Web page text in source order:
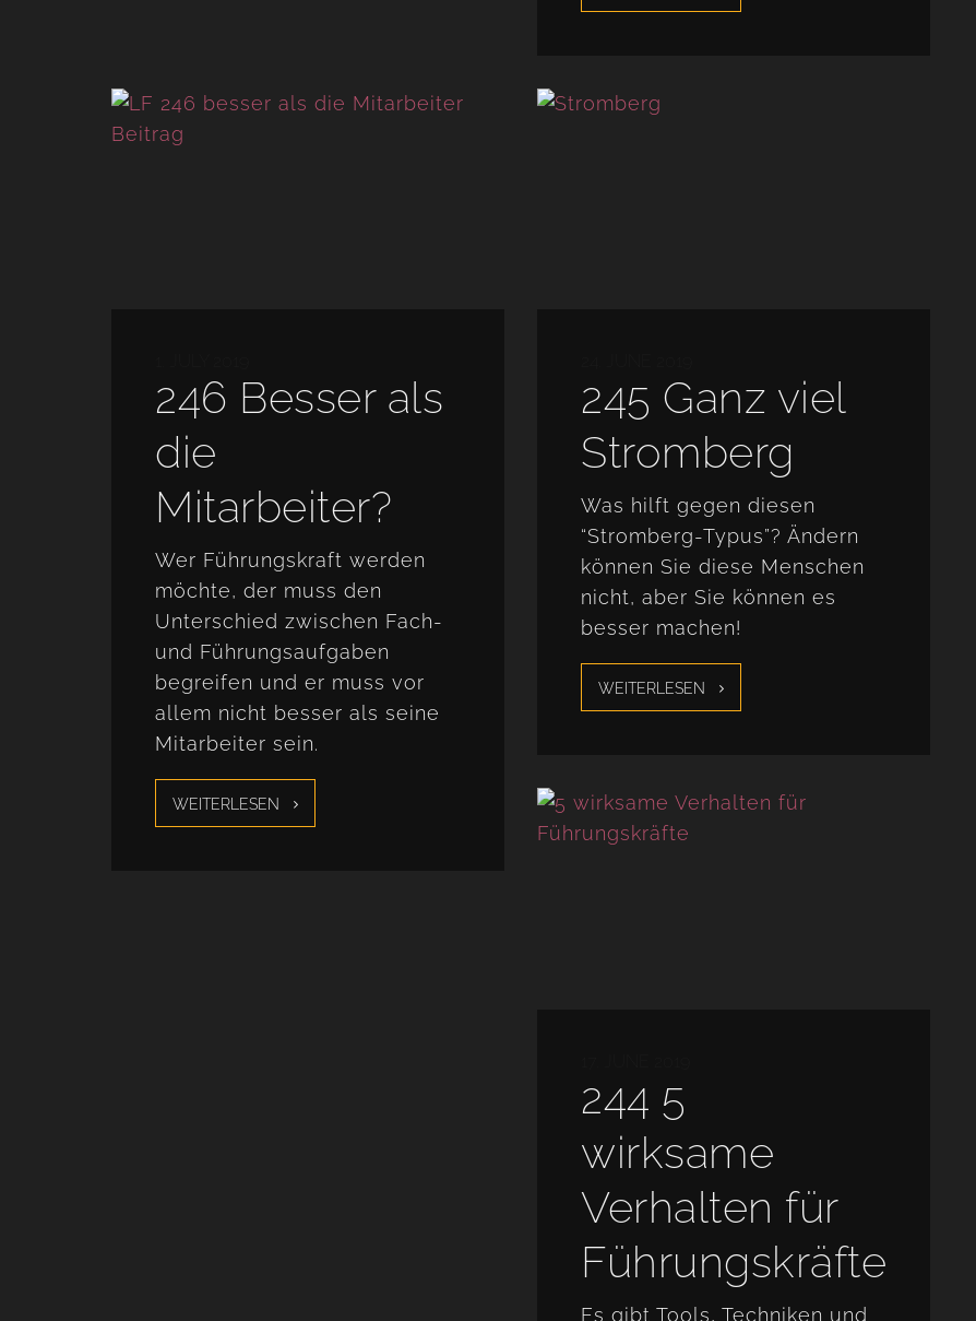
246 Besser als
die
Mitarbeiter?
Wer Führungskraft werden
möchte, der muss den
Unterschied zwischen Fach-
und Führungsaufgaben
begreifen und er muss vor
allem nicht besser als seine
Mitarbeiter sein.
WEITERLESEN
245 Ganz viel
Stromberg
Was hilft gegen diesen
“Stromberg-Typus”? Ändern
können Sie diese Menschen
nicht, aber Sie können es
besser machen!
WEITERLESEN
244 5
wirksame
Verhalten für
Führungskräfte
Es gibt Tools, Techniken und